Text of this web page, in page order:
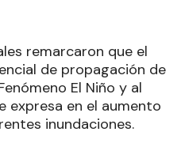
remarcaron que el
de propagación de
El Niño y al
expresa en el aumento
inundaciones.